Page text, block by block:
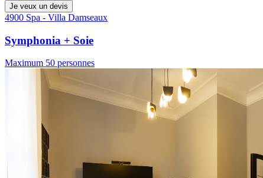
Je veux un devis
4900 Spa - Villa Damseaux
Symphonia + Soie
Maximum 50 personnes